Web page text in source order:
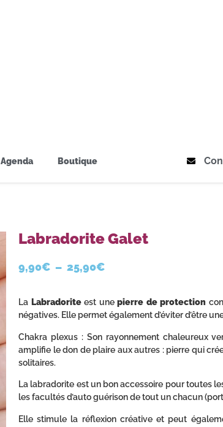
Agenda Boutique
Labradorite Galet
9,90€ – 25,90€
La Labradoriteest unepierre de protection
négatives. Elle permet également d’éviter d’être
Chakra plexus : Son rayonnement chaleureux
amplifie le don de plaire aux autres : pierre qui
solitaires.
La labradorite est un bon accessoire pour toutes
les facultés d’auto guérison de tout un chacun
Elle stimule la réflexion créative et peut